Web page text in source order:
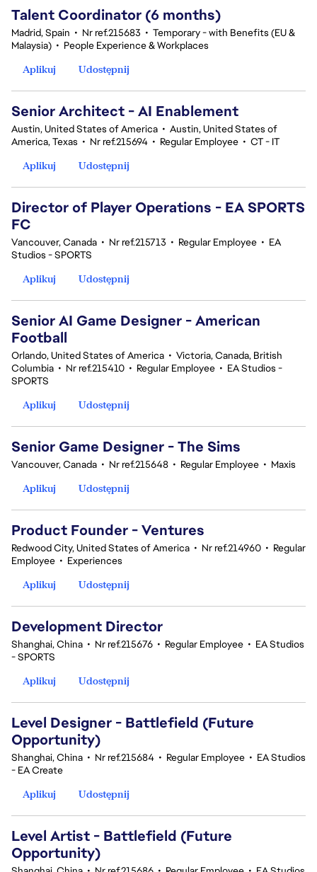
Talent Coordinator (6 months)
Madrid, Spain • Nr ref.215683 • Temporary - with Benefits (EU &
Malaysia) • People Experience & Workplaces
Aplikuj
Udostępnij
Senior Architect - AI Enablement
Austin, United States of America • Austin, United States of
America, Texas • Nr ref.215694 • Regular Employee • CT - IT
Aplikuj
Udostępnij
Director of Player Operations - EA SPORTS
FC
Vancouver, Canada • Nr ref.215713 • Regular Employee • EA
Studios - SPORTS
Aplikuj
Udostępnij
Senior AI Game Designer - American
Football
Orlando, United States of America • Victoria, Canada, British
Columbia • Nr ref.215410 • Regular Employee • EA Studios -
SPORTS
Aplikuj
Udostępnij
Senior Game Designer - The Sims
Vancouver, Canada • Nr ref.215648 • Regular Employee • Maxis
Aplikuj
Udostępnij
Product Founder - Ventures
Redwood City, United States of America • Nr ref.214960 • Regular
Employee • Experiences
Aplikuj
Udostępnij
Development Director
Shanghai, China • Nr ref.215676 • Regular Employee • EA Studios
- SPORTS
Aplikuj
Udostępnij
Level Designer - Battlefield (Future
Opportunity)
Shanghai, China • Nr ref.215684 • Regular Employee • EA Studios
- EA Create
Aplikuj
Udostępnij
Level Artist - Battlefield (Future
Opportunity)